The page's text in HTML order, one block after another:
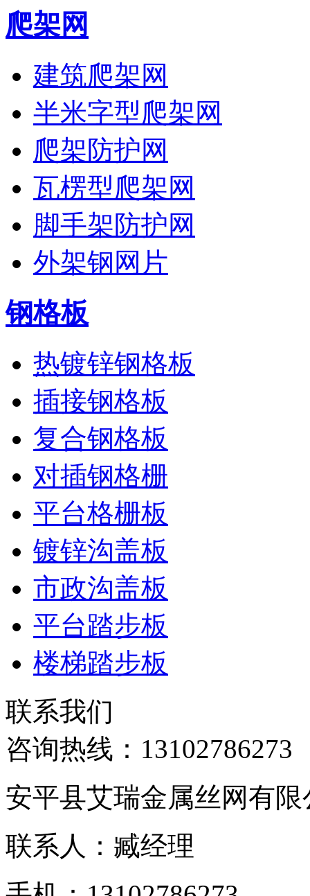
爬架网
建筑爬架网
半米字型爬架网
爬架防护网
瓦楞型爬架网
脚手架防护网
外架钢网片
钢格板
热镀锌钢格板
插接钢格板
复合钢格板
对插钢格栅
平台格栅板
镀锌沟盖板
市政沟盖板
平台踏步板
楼梯踏步板
联系我们
咨询热线： 13102786273
安平县艾瑞金属丝网有限
联系人：臧经理